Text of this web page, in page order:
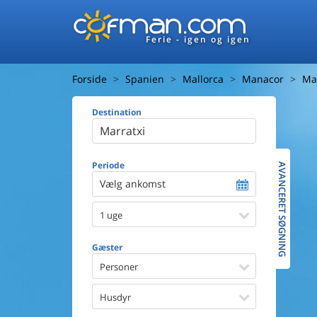
Ferie - igen og igen
Forside Spanien Mallorca Manacor
Destination
Periode
Vælg ankomst
1 uge
Gæster
Personer
Husdyr
Afstand til
Udsigt til
Faciliteter
Spa
AVANCERET SØGNING